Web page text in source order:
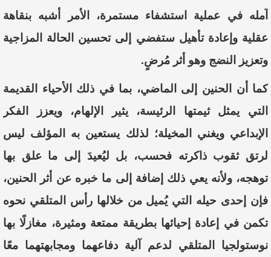
آمله في عملية استشفاءمستمرة، الأمر أشبه بنقاهة
عقلية وإعادة تأهيل ستفضي إلى تحسين الحالة
المزاجية
وتعزيز
النضج وهو أثر مُرضٍ.
كما أن الحنين إلى الماضي، بما في ذلك الأحياء
القديمة
التي
يمثل ثيمتها الرئيسة، يثير الإلهام،ويعزز
الفكر
الإبداعي ويغني المخيلة؛ لذلك يستعين به المؤلف ليس
لرتق ثقوب ذاكرته فحسب، بل ليُعيدَ إلى ما علق بها
توهجه، ولأنه يعي ذلك إضافة إلى ما خبره عن أثر الحنين،
فإن
حدى حيله التي يُميل من خلالها رأس المتلقي نحوه
تكمن في إعادة إحيائهابطريقة ممتعة ومثيرة، مغازلًا بها
نوستولجيا
المتلقي لدعم آلية دفاعهما ومجابهتهما معًا